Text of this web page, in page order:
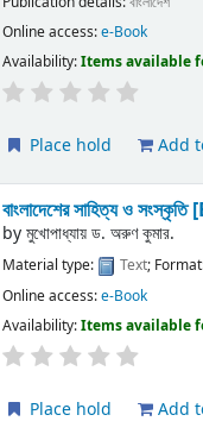
Online access:e-Book
Availability:Items available
Place hold Add
বাংলাদেশের সাহিত্য ও সংস্কৃতি
byমুখোপাধ্যায় ড. অরুণ কুমার.
Material type: Text;
Online access:e-Book
Availability:Items available
Place hold Add